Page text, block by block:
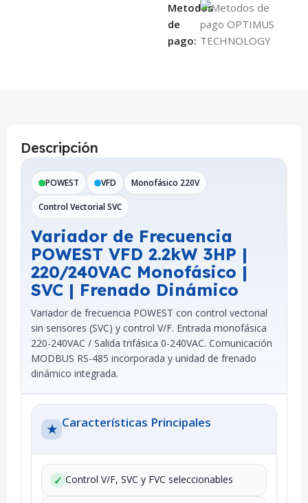
Metodos
de
pago:
Descripción
POWEST VFD Monofásico 220V
Control Vectorial SVC
Variador de Frecuencia
POWEST VFD 2.2kW 3HP |
220/240VAC Monofásico |
SVC | Frenado Dinámico
Variador de frecuencia POWEST con control vectorial
sin sensores (SVC) y control V/F. Entrada monofásica
220-240VAC / Salida trifásica 0-240VAC. Comunicación
MODBUS RS-485 incorporada y unidad de frenado
dinámico integrada.
★ Características Principales
✓ Control V/F, SVC y FVC seleccionables